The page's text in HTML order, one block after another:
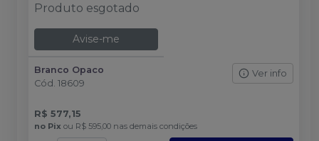
Produto esgotado
Avise-me
Branco Opaco
Cód. 18609
Ver info
R$ 577,15
no Pix ou R$ 595,00 nas demais condições